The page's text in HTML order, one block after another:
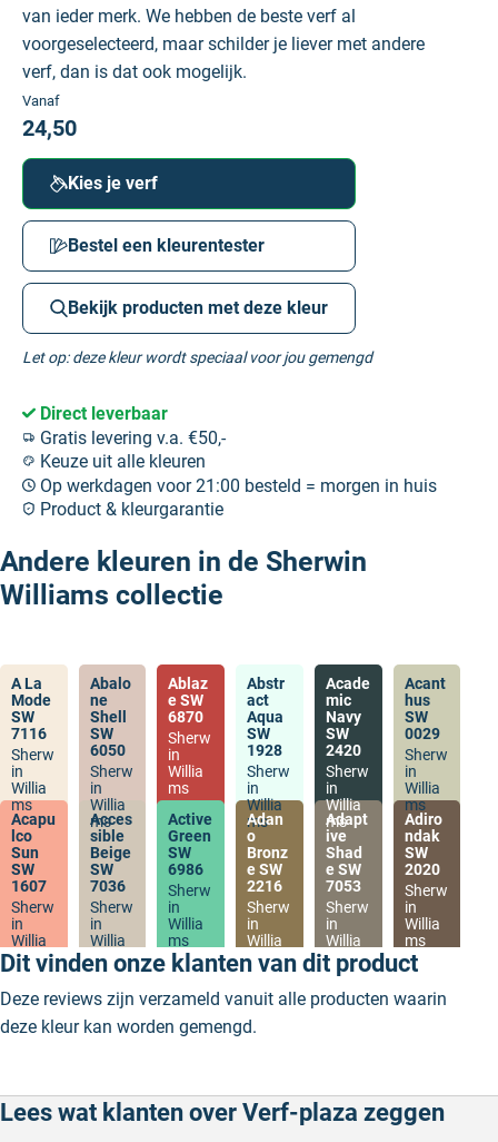
van ieder merk. We hebben de beste verf al
voorgeselecteerd, maar schilder je liever met andere
verf, dan is dat ook mogelijk.
Vanaf
24,50
Kies je verf
Bestel een kleurentester
Bekijk producten met deze kleur
Let op: deze kleur wordt speciaal voor jou gemengd
Direct leverbaar
Gratis levering v.a. €50,-
Keuze uit alle kleuren
Op werkdagen voor 21:00 besteld = morgen in huis
Product & kleurgarantie
Andere kleuren in de Sherwin
Williams collectie
A La
Mode
SW
7116
Sherw
in
Willia
ms
Abalo
ne
Shell
SW
6050
Sherw
in
Willia
ms
Ablaz
e SW
6870
Sherw
in
Willia
ms
Abstr
act
Aqua
SW
1928
Sherw
in
Willia
ms
Acade
mic
Navy
SW
2420
Sherw
in
Willia
ms
Acant
hus
SW
0029
Sherw
in
Willia
ms
Acapu
lco
Sun
SW
1607
Sherw
in
Willia
ms
Acces
sible
Beige
SW
7036
Sherw
in
Willia
ms
Active
Green
SW
6986
Sherw
in
Willia
ms
Adan
o
Bronz
e SW
2216
Sherw
in
Willia
ms
Adapt
ive
Shad
e SW
7053
Sherw
in
Willia
ms
Adiro
ndak
SW
2020
Sherw
in
Willia
ms
Dit vinden onze klanten van dit product
Deze reviews zijn verzameld vanuit alle producten waarin
deze kleur kan worden gemengd.
Lees wat klanten over Verf-plaza zeggen